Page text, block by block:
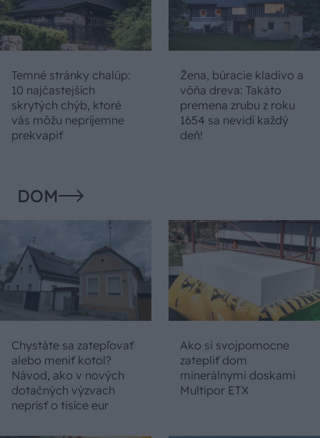
Temné stránky chalúp:
10 najčastejších
skrytých chýb, ktoré
vás môžu nepríjemne
prekvapiť
Žena, búracie kladivo a
vôňa dreva: Takáto
premena zrubu z roku
1654 sa nevidí každý
deň!
DOM
Chystáte sa zatepľovať
alebo meniť kotol?
Návod, ako v nových
dotačných výzvach
neprísť o tisíce eur
Ako si svojpomocne
zatepliť dom
minerálnymi doskami
Multipor ETX